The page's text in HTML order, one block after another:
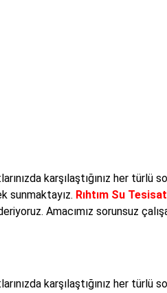
karşılaştığınız her türlü
sunmaktayız. Rıhtım Su
Amacımız sorunsuz
karşılaştığınız her türlü